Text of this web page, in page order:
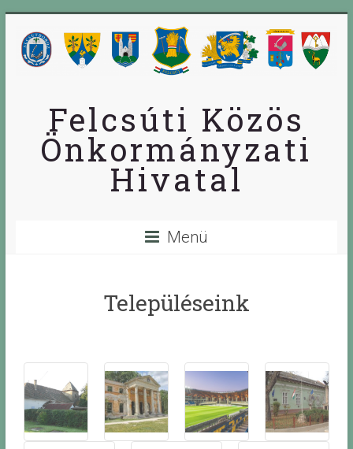
Felcsúti Közös
Önkormányzati
Hivatal
Menü
Településeink